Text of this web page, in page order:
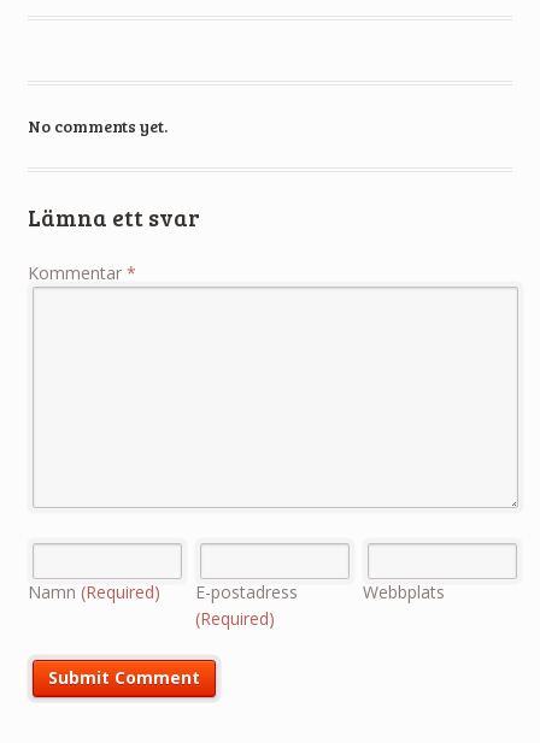
No comments yet.
Lämna ett svar
Kommentar *
Namn (Required)
E-postadress
(Required)
Webbplats